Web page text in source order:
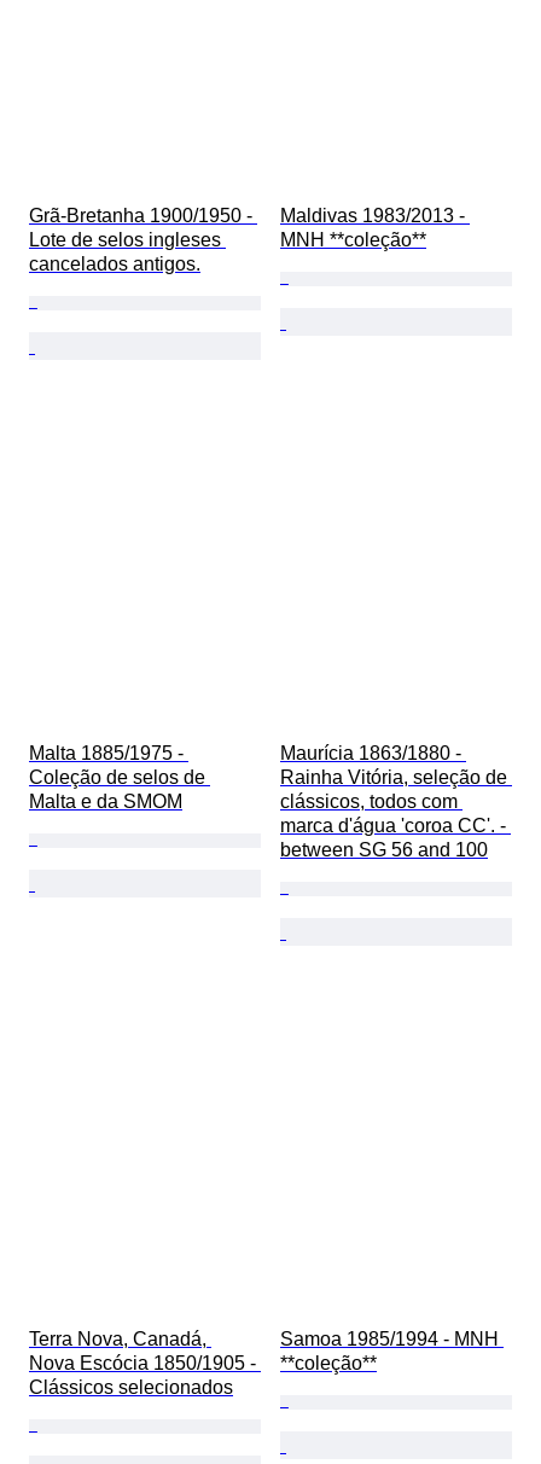
Grã-Bretanha 1900/1950 -
Lote de selos ingleses
cancelados antigos.
Maldivas 1983/2013 -
MNH **coleção**
Malta 1885/1975 -
Coleção de selos de
Malta e da SMOM
Maurícia 1863/1880 -
Rainha Vitória, seleção de
clássicos, todos com
marca d'água 'coroa CC'. -
between SG 56 and 100
Terra Nova, Canadá,
Nova Escócia 1850/1905 -
Clássicos selecionados
Samoa 1985/1994 - MNH
**coleção**